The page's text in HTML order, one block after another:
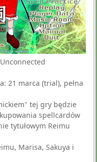
21 marca (trial), pełna
tej gry będzie
spellcardów
tytułowym Reimu
Marisa, Sakuya i